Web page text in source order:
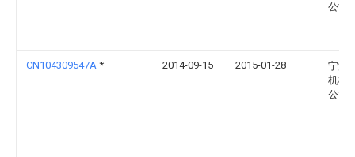
公司
CN104309547A * 2014-09-15 2015-01-28
宁波
机械
公司